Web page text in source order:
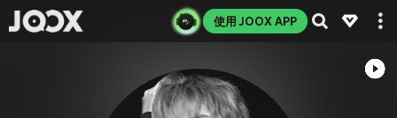
使用 JOOX APP